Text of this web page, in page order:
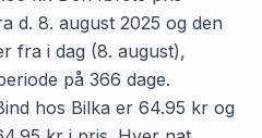
d. 8. august 2025 og den
fra i dag (8. august),
på 366 dage.
hos Bilka er 64.95 kr og